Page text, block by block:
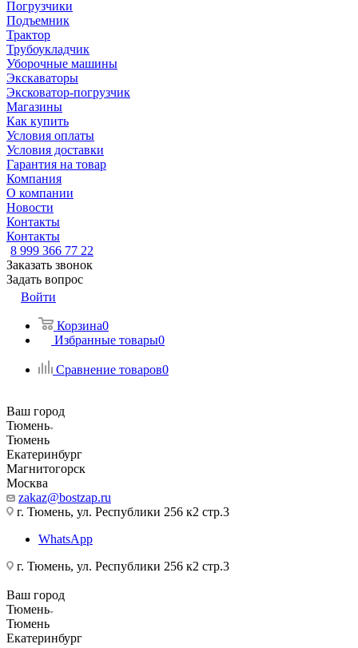
Погрузчики
Подъемник
Трактор
Трубоукладчик
Уборочные машины
Экскаваторы
Эксковатор-погрузчик
Магазины
Как купить
Условия оплаты
Условия доставки
Гарантия на товар
Компания
О компании
Новости
Контакты
Контакты
8 999 366 77 22
Заказать звонок
Задать вопрос
Войти
Корзина0
Избранные товары0
Сравнение товаров0
Ваш город
Тюмень
Тюмень
Екатеринбург
Магнитогорск
Москва
zakaz@bostzap.ru
г. Тюмень, ул. Республики 256 к2 стр.3
WhatsApp
г. Тюмень, ул. Республики 256 к2 стр.3
Ваш город
Тюмень
Тюмень
Екатеринбург